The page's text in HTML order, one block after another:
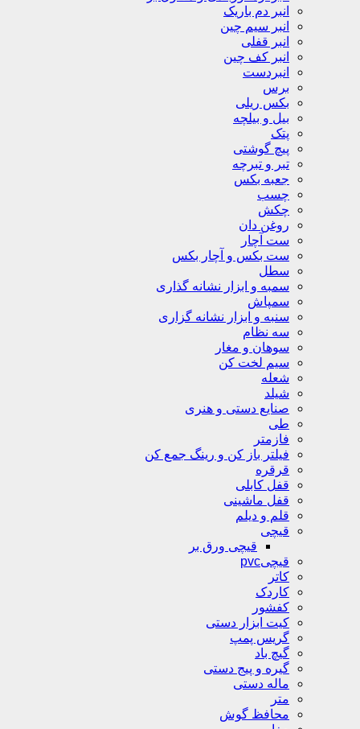
انبر دم باریک
انبر سیم چین
انبر قفلی
انبر کف چین
انبردست
برس
بکس ریلی
بیل و بیلچه
پتک
پیچ گوشتی
تبر و تبرچه
جعبه بکس
چسب
چکش
روغن دان
ست آچار
ست بکس و آچار بکس
سطل
سمبه و ابزار نشانه گذاری
سمپاش
سنبه و ابزار نشانه گزاری
سه نظام
سوهان و مغار
سیم لخت کن
شعله
شیلد
صنایع دستی و هنری
طی
فازمتر
فیلتر باز کن و رینگ جمع کن
قرقره
قفل کابلی
قفل ماشینی
قلم و دیلم
قیچی
قیچی ورق بر
قیچیpvc
کاتر
کاردک
کفشور
کیت ابزار دستی
گریس پمپ
گیچ باد
گیره و پیج دستی
ماله دستی
متر
محافظ گوش